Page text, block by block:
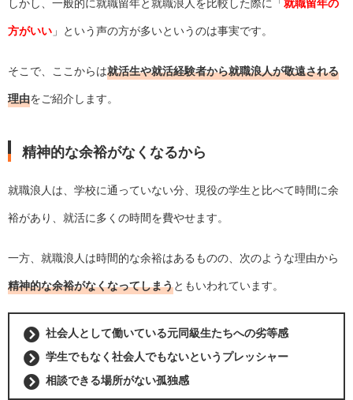
しかし、一般的に就職留年と就職浪人を比較した際に「就職留年の
方がいい 」という声の方が多いというのは事実です。
そこで、ここからは就活生や就活経験者から就職浪人が敬遠される
理由をご紹介します。
精神的な余裕がなくなるから
就職浪人は、学校に通っていない分、現役の学生と比べて時間に余
裕があり、就活に多くの時間を費やせます。
一方、就職浪人は時間的な余裕はあるものの、次のような理由から
精神的な余裕がなくなってしまうともいわれています。
社会人として働いている元同級生たちへの劣等感
学生でもなく社会人でもないというプレッシャー
相談できる場所がない孤独感